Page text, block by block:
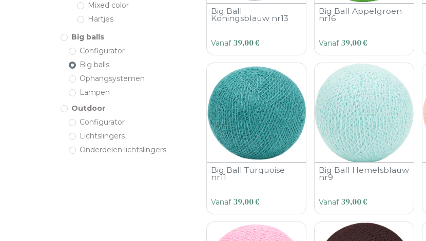
Mixed color
Hartjes
Big balls
Configurator
Big balls
Ophangsystemen
Lampen
Outdoor
Configurator
Lichtslingers
Onderdelen lichtslingers
Big Ball
Koningsblauw nr13
Vanaf 39,00€
Big Ball Appelgroen
nr16
Vanaf 39,00€
Big Ball Turquoise
nr11
Vanaf 39,00€
Big Ball Hemelsblauw
nr9
Vanaf 39,00€